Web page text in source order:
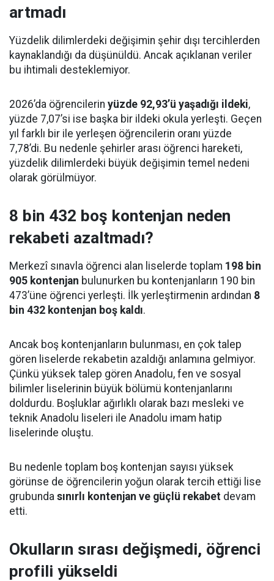
artmadı
Yüzdelik dilimlerdeki değişimin şehir dışı tercihlerden
kaynaklandığı da düşünüldü. Ancak açıklanan veriler
bu ihtimali desteklemiyor.
2026’da öğrencilerin yüzde 92,93’ü yaşadığı ildeki,
yüzde 7,07’si ise başka bir ildeki okula yerleşti. Geçen
yıl farklı bir ile yerleşen öğrencilerin oranı yüzde
7,78’di. Bu nedenle şehirler arası öğrenci hareketi,
yüzdelik dilimlerdeki büyük değişimin temel nedeni
olarak görülmüyor.
8 bin 432 boş kontenjan neden
rekabeti azaltmadı?
Merkezî sınavla öğrenci alan liselerde toplam 198 bin
905 kontenjan bulunurken bu kontenjanların 190 bin
473’üne öğrenci yerleşti. İlk yerleştirmenin ardından 8
bin 432 kontenjan boş kaldı.
Ancak boş kontenjanların bulunması, en çok talep
gören liselerde rekabetin azaldığı anlamına gelmiyor.
Çünkü yüksek talep gören Anadolu, fen ve sosyal
bilimler liselerinin büyük bölümü kontenjanlarını
doldurdu. Boşluklar ağırlıklı olarak bazı mesleki ve
teknik Anadolu liseleri ile Anadolu imam hatip
liselerinde oluştu.
Bu nedenle toplam boş kontenjan sayısı yüksek
görünse de öğrencilerin yoğun olarak tercih ettiği lise
grubunda sınırlı kontenjan ve güçlü rekabet devam
etti.
Okulların sırası değişmedi, öğrenci
profili yükseldi